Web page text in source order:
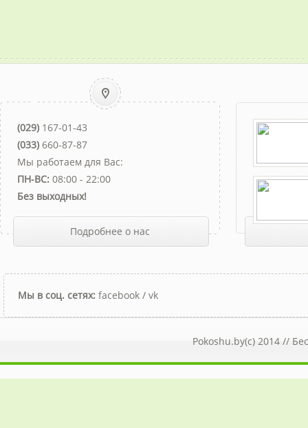
(029) 167-01-43
(033) 660-87-87
Мы работаем для Вас:
ПН-ВС: 08:00 - 22:00
Без выходных!
Подробнее о нас
Мы в соц. сетях: facebook / vk
Pokoshu.by(c) 2014 //